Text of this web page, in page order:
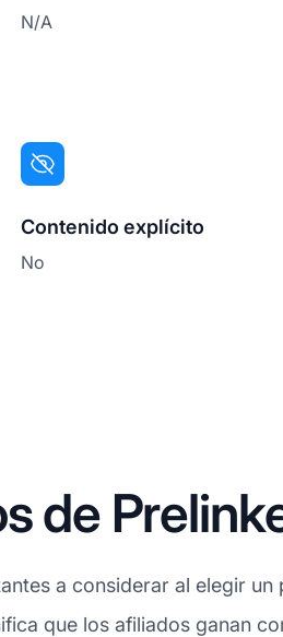
N/A
Contenido explícito
No
de
a considerar al elegir
que los afiliados ganan